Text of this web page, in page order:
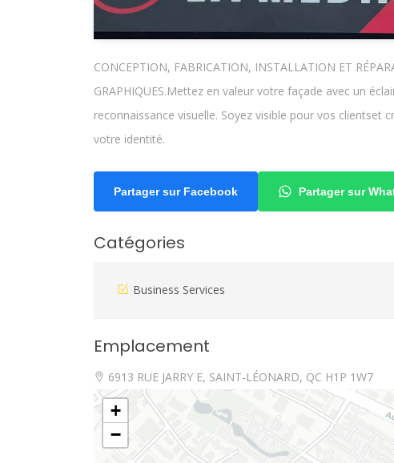
CONCEPTION, FABRICATION, INSTALLATION ET
GRAPHIQUES.Mettez en valeur votre façade avec un
reconnaissance visuelle. Soyez visible pour vos
votre identité.
Partager sur Facebook Partager sur
Catégories
Business Services
Emplacement
6913 RUE JARRY E, SAINT-LÉONARD, QC H1P 1W7
+
−